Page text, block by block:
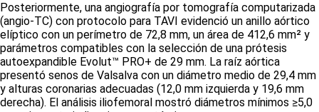
Posteriormente, una angiografía por tomografía computarizada
(angio-TC) con protocolo para TAVI evidenció un anillo aórtico
elíptico con un perímetro de 72,8 mm, un área de 412,6 mm² y
parámetros compatibles con la selección de una prótesis
autoexpandible Evolut™ PRO+ de 29 mm. La raíz aórtica
presentó senos de Valsalva con un diámetro medio de 29,4 mm
y alturas coronarias adecuadas (12,0 mm izquierda y 19,6 mm
derecha). El análisis iliofemoral mostró diámetros mínimos ≥5,0